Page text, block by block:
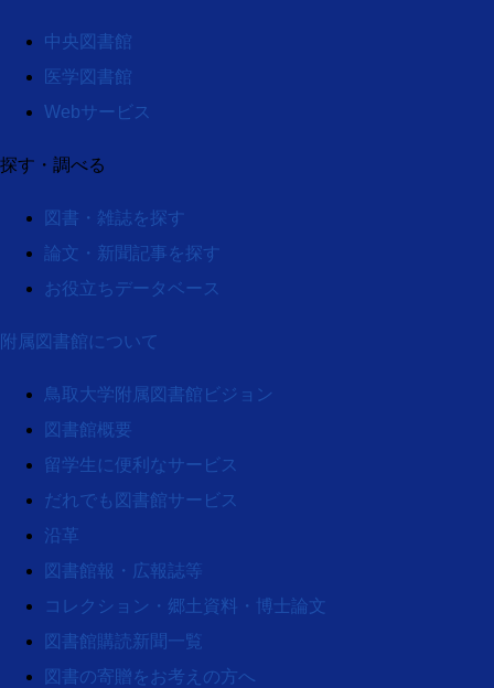
中央図書館
医学図書館
Webサービス
探す・調べる
図書・雑誌を探す
論文・新聞記事を探す
お役立ちデータベース
附属図書館について
鳥取大学附属図書館ビジョン
図書館概要
留学生に便利なサービス
だれでも図書館サービス
沿革
図書館報・広報誌等
コレクション・郷土資料・博士論文
図書館購読新聞一覧
図書の寄贈をお考えの方へ